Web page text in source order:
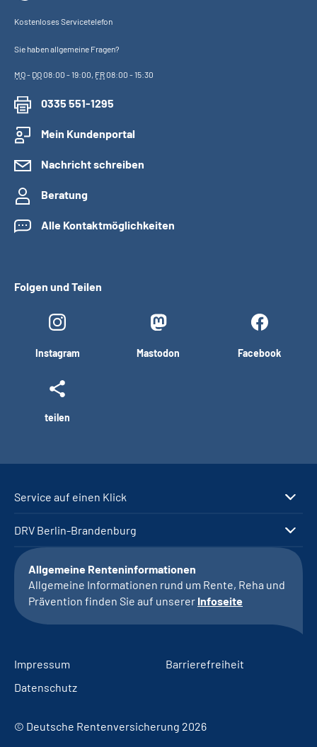
Kostenloses Servicetelefon
Sie haben allgemeine Fragen?
MO- DO08:00 - 19:00, FR08:00 - 15:30
0335 551-1295
Mein Kundenportal
Nachricht schreiben
Beratung
Alle Kontaktmöglichkeiten
Folgen und Teilen
Instagram Mastodon Facebook
teilen
Service auf einen Klick
DRV Berlin-Brandenburg
Allgemeine Renteninformationen
Allgemeine Informationen rund um Rente, Reha und
Prävention finden Sie auf unserer Infoseite
Impressum
Barrierefreiheit
Datenschutz
© Deutsche Rentenversicherung 2026